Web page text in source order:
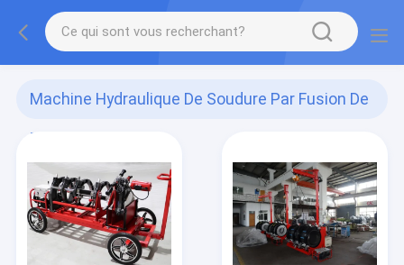
Machine Hydraulique De Soudure Par Fusion De
Bout
(34)